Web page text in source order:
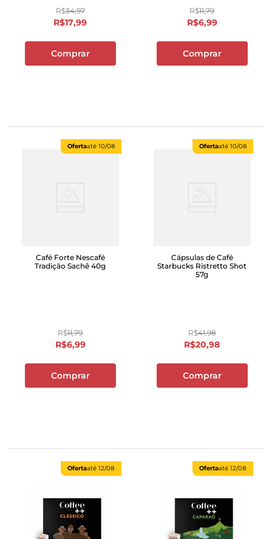
R$34,97
R$17,99
Comprar
R$11,79
R$6,99
Comprar
Ofertaaté 10/08
Café Forte Nescafé
Tradição Sachê 40g
R$11,79
R$6,99
Comprar
Ofertaaté 10/08
Cápsulas de Café
Starbucks Ristretto Shot
57g
R$41,98
R$20,98
Comprar
Ofertaaté 12/08 Ofertaaté 12/08